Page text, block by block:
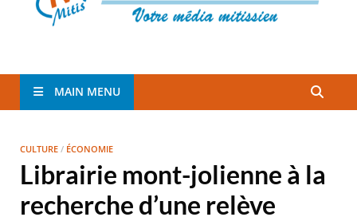
TVM
MAIN MENU
CULTURE / ÉCONOMIE
Librairie mont-jolienne à la
recherche d’une relève